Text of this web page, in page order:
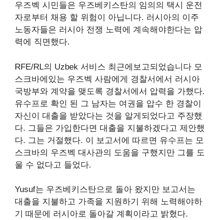
우즈벡 시민들은 우즈베키스탄의 임의의 택시 운전
자로부터 채용 할 위험이 아닙니다. 러시아의 이주
노동자들은 러시아 전쟁 노력에 계속해야한다는 압
력에 직면했다.
RFE/RL의 Uzbek 서비스 최근에보고되었습니다 모
스크바에있는 우즈벡 사람에게 경찰서에서 러시아
국방부와 계약을 맺도록 경찰서에서 압력을 가했다.
유수프로 확인 된 그 남자는 여권을 압수 한 경찰이
자신이 대출을 받았다는 것을 알게되었다고 주장했
다. 그들은 가입한다면 대출을 지불하겠다고 제안했
다. 그는 거절했다. 이 보고서에 따르면 유수프는 모
스크바의 우즈벡 대사관의 도움을 구했지만 그를 도
울 수 없다고 들었다.
Yusuf는 우즈베키스탄으로 돌아 왔지만 보고서는
대출을 지불하고 가족을 지원하기 위해 노력해야하
기 때문에 러시아로 돌아갈 계획이라고 밝혔다.